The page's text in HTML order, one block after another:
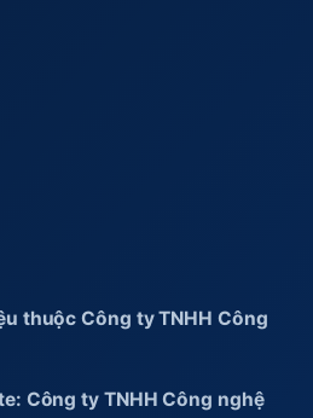
thuộc Công ty TNHH Công
Công ty TNHH Công nghệ